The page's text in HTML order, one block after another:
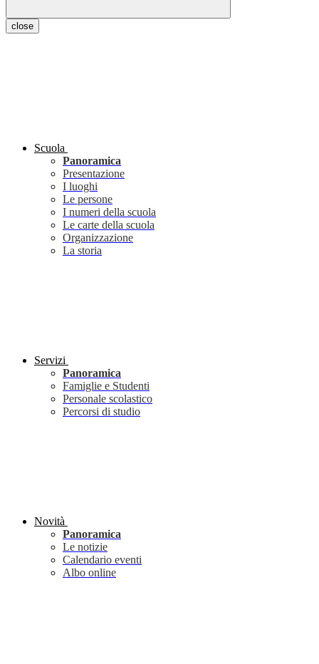
close
Scuola
Panoramica
Presentazione
I luoghi
Le persone
I numeri della scuola
Le carte della scuola
Organizzazione
La storia
Servizi
Panoramica
Famiglie e Studenti
Personale scolastico
Percorsi di studio
Novità
Panoramica
Le notizie
Calendario eventi
Albo online